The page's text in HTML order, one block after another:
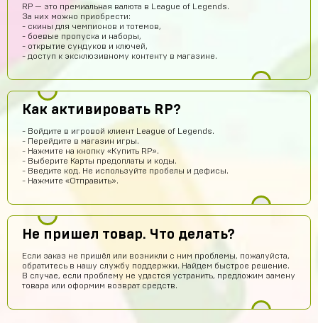
RP — это премиальная валюта в League of Legends.
За них можно приобрести:
- скины для чемпионов и тотемов,
- боевые пропуска и наборы,
- открытие сундуков и ключей,
- доступ к эксклюзивному контенту в магазине.
Как активировать RP?
- Войдите в игровой клиент League of Legends.
- Перейдите в магазин игры.
- Нажмите на кнопку «Купить RP».
- Выберите Карты предоплаты и коды.
- Введите код. Не используйте пробелы и дефисы.
- Нажмите «Отправить».
Не пришел товар. Что делать?
Если заказ не пришёл или возникли с ним проблемы, пожалуйста,
обратитесь в нашу службу поддержки. Найдем быстрое решение.
В случае, если проблему не удастся устранить, предложим замену
товара или оформим возврат средств.
Подскажите как решить проблему с оплатой через
телефон, вечная загрузка
Артём Пащенко
Vladimir Shumskiy
Классный сайт и товары!
Даниил Смирнов
Как пополнить боланс
Rimma Margaryan
Там с верху есть твой акк в левом верхнем углу и
Саша Соколов 9 часов назад
Нет магаз не кидает все клево
ksgs 9 часов назад
привет всем